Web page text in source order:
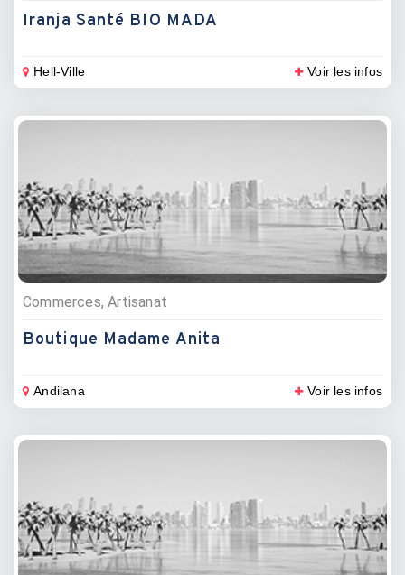
Iranja Santé BIO MADA
Hell-Ville Voir les infos
Commerces, Artisanat
Boutique Madame Anita
Andilana Voir les infos